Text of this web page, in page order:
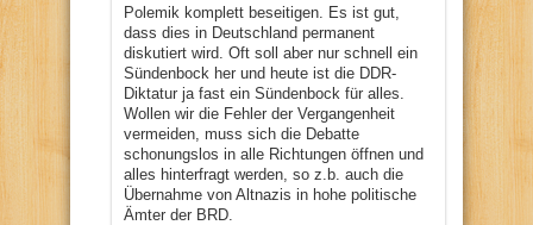
Polemik komplett beseitigen. Es ist gut,
dass dies in Deutschland permanent
diskutiert wird. Oft soll aber nur schnell ein
Sündenbock her und heute ist die DDR-
Diktatur ja fast ein Sündenbock für alles.
Wollen wir die Fehler der Vergangenheit
vermeiden, muss sich die Debatte
schonungslos in alle Richtungen öffnen und
alles hinterfragt werden, so z.b. auch die
Übernahme von Altnazis in hohe politische
Ämter der BRD.